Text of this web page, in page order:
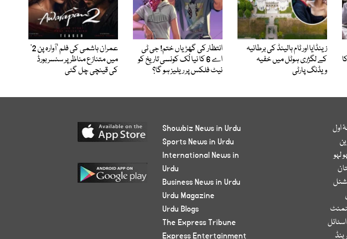
زینڈایا اور ٹام ہالینڈ کی برطانیہ
کے لگژری ہوٹل میں خفیہ
ویڈنگ پارٹی
انتظار کی گھڑیاں ختم! جی ٹی
اے 6 کا نیا لُک کونسی تاریخ کو
نیٹ فلکس پر ریلیز ہو گا؟
عمران ہاشمی کی فلم ’آوارہ پن 2‘
میں متنازع مناظر پر سنسر بورڈ
کی قینچی چل گئی
اول
لہو
Showbiz News in Urdu
Sports News in Urdu
International News in
Urdu
Business News in Urdu
Urdu Magazine
Urdu Blogs
The Express Tribune
Express Entertainment